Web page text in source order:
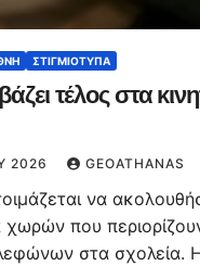
ΣΤΙΓΜΙΌΤΥΠΑ
τέλος στα
2026 GEOATHANAS
να
χωρών που
στα σχολεία.